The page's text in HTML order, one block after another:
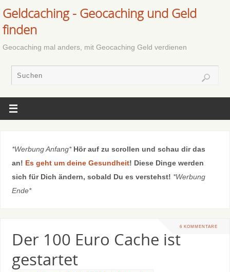
Geldcaching - Geocaching und Geld
finden
Geocaching mal anders, mit Geocaching Geld verdienen
*Werbung Anfang* Hör auf zu scrollen und schau dir das
an! Es geht um deine Gesundheit! Diese Dinge werden
sich für Dich ändern, sobald Du es verstehst! *Werbung
Ende*
6 KOMMENTARE
Der 100 Euro Cache ist
gestartet